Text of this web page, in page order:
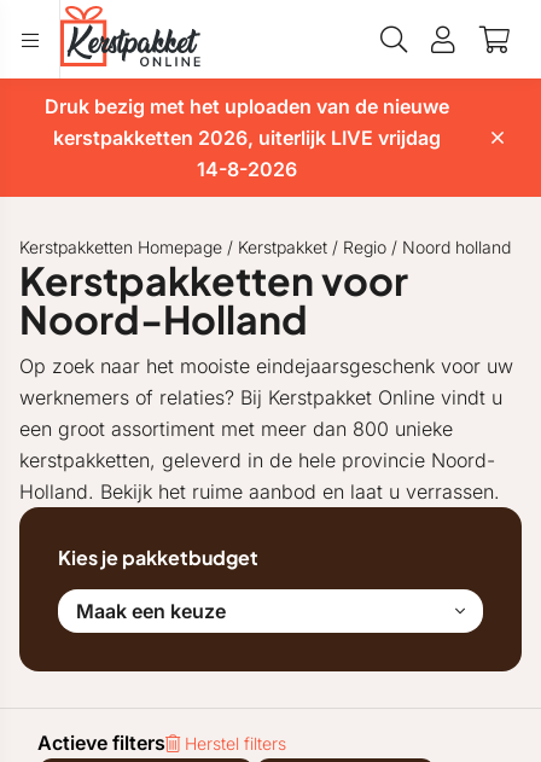
Druk bezig met het uploaden van de nieuwe
kerstpakketten 2026, uiterlijk LIVE vrijdag
14-8-2026
Kerstpakketten Homepage / Kerstpakket / Regio / Noord holland
Kerstpakketten voor
Noord-Holland
Op zoek naar het mooiste eindejaarsgeschenk voor uw
werknemers of relaties? Bij Kerstpakket Online vindt u
een groot assortiment met meer dan 800 unieke
kerstpakketten, geleverd in de hele provincie Noord-
Holland. Bekijk het ruime aanbod en laat u verrassen.
Kies je pakketbudget
Maak een keuze
Actieve filters
Herstel filters